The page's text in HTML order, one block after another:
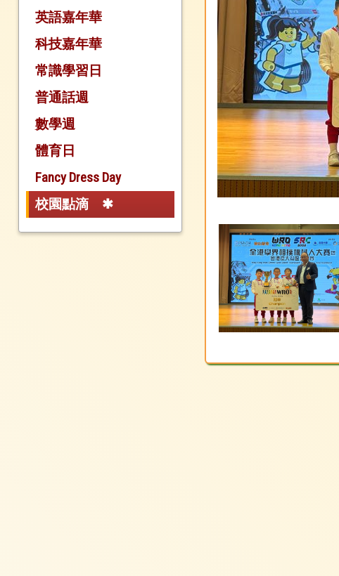
英語嘉年華
科技嘉年華
常識學習日
普通話週
數學週
體育日
Fancy Dress Day
校園點滴